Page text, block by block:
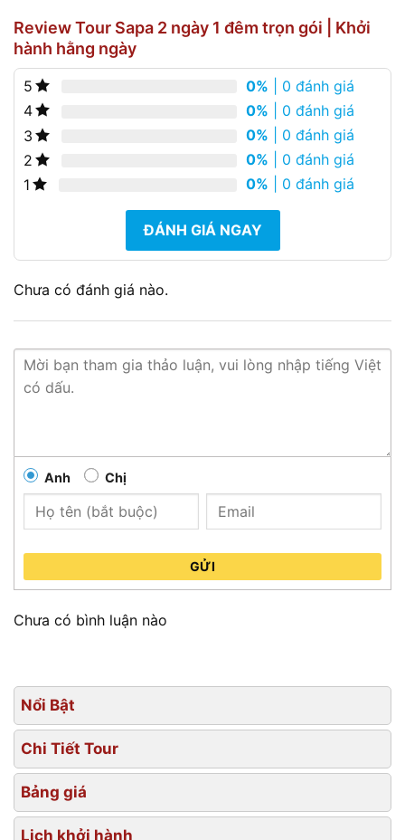
Review Tour Sapa 2 ngày 1 đêm trọn gói | Khởi
hành hằng ngày
5 0% | 0 đánh giá
4
0% | 0 đánh giá
3
0% | 0 đánh giá
2
0% | 0 đánh giá
1
0% | 0 đánh giá
ĐÁNH GIÁ NGAY
Chưa có đánh giá nào.
Anh Chị
GỬI
Chưa có bình luận nào
Nổi Bật
Chi Tiết Tour
Bảng giá
Lịch khởi hành